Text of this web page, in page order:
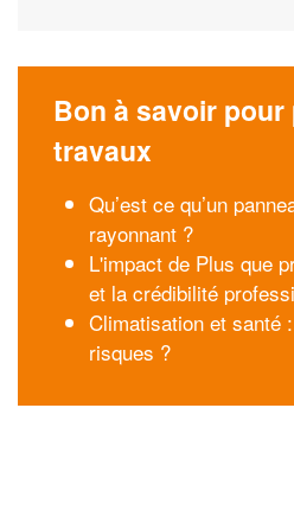
Bon à savoir
travaux
Qu’est ce qu’un
rayonnant ?
L'impact de Plus que
et la crédibilité
Climatisation et santé
risques ?